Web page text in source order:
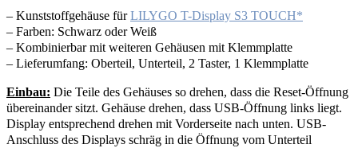
– Kunststoffgehäuse fürLILYGO T-Display S3 TOUCH
– Farben: Schwarz oder Weiß
– Kombinierbar mit weiteren Gehäusen mit Klemmplatte
– Lieferumfang: Oberteil, Unterteil, 2 Taster, 1 Klemmplatte
Einbau: Die Teile des Gehäuses so drehen, dass die Reset-Öffnung
übereinander sitzt. Gehäuse drehen, dass USB-Öffnung links liegt.
Display entsprechend drehen mit Vorderseite nach unten. USB-
Anschluss des Displays schräg in die Öffnung vom Unterteil